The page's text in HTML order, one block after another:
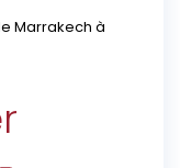
Marrakech à